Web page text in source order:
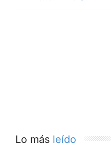
Lo más leído